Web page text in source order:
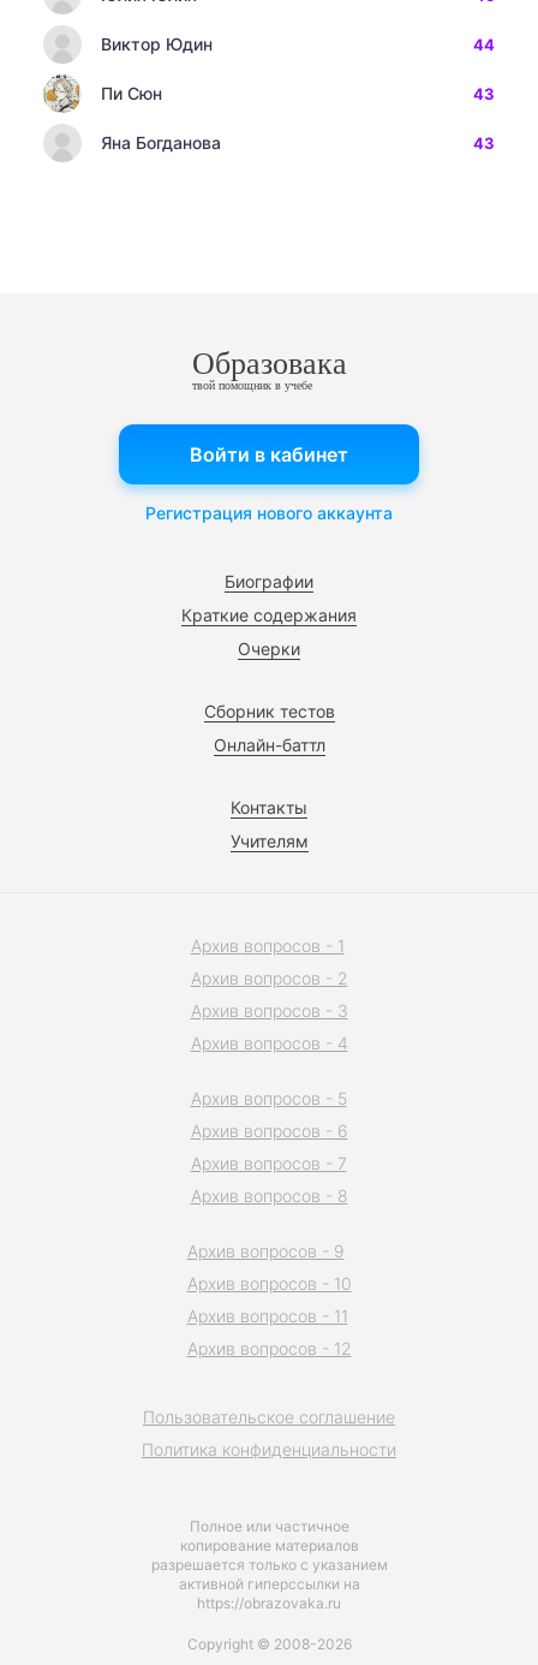
Виктор Юдин 44
Пи Сюн 43
Яна Богданова 43
Образовака
твой помощник в учебе
Биографии
Краткие содержания
Очерки
Сборник тестов
Онлайн-баттл
Контакты
Учителям
Войти в кабинет
Регистрация нового аккаунта
Полное или частичное
копирование материалов
разрешается только с указанием
активной гиперссылки на
https://obrazovaka.ru
Пользовательское соглашение
Политика конфиденциальности
Архив вопросов - 1
Архив вопросов - 2
Архив вопросов - 3
Архив вопросов - 4
Архив вопросов - 5
Архив вопросов - 6
Архив вопросов - 7
Архив вопросов - 8
Архив вопросов - 9
Архив вопросов - 10
Архив вопросов - 11
Архив вопросов - 12
Copyright © 2008-2026